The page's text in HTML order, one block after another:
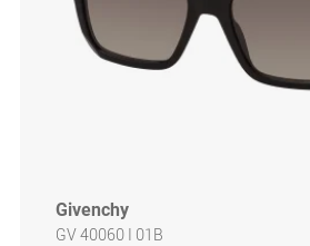
Givenchy
GV 40060 I 01B